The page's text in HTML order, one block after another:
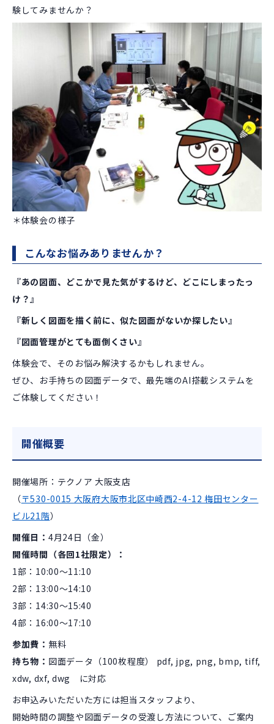
験してみませんか？
＊体験会の様子
こんなお悩みありませんか？
『あの図面、どこかで見た気がするけど、どこにしまったっ
け？』
『新しく図面を描く前に、似た図面がないか探したい』
『図面管理がとても面倒くさい』
体験会で、そのお悩み解決するかもしれません。
ぜひ、お手持ちの図面データで、最先端のAI搭載システムを
ご体験してください！
開催概要
開催場所：テクノア 大阪支店
（〒530-0015 大阪府大阪市北区中崎西2-4-12 梅田センター
ビル21階）
開催日： 4月24日（金）
開催時間（各回1社限定）：
1部：10:00～11:10
2部：13:00～14:10
3部：14:30～15:40
4部：16:00～17:10
参加費： 無料
持ち物： 図面データ（100枚程度） pdf, jpg, png, bmp, tiff,
xdw, dxf, dwg に対応
お申込みいただいた方には担当スタッフより、
開始時間の調整や図面データの受渡し方法について、ご案内